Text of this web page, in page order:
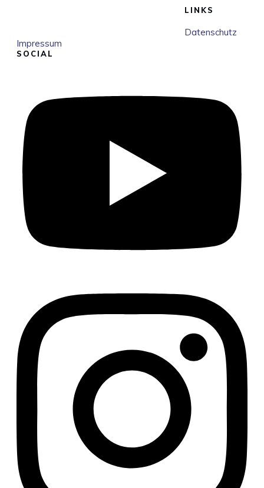
LINKS
Datenschutz
Impressum
SOCIAL